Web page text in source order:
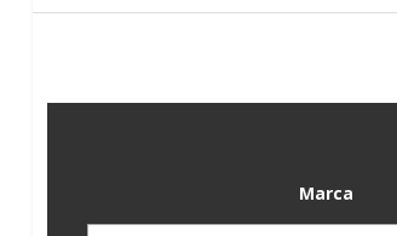
Marca